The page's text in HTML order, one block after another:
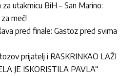
utakmicu BiH – San Marino:
meč!
pred finale: Gastoz pred svima
prijatelj i RASKRINKAO LAŽI
JE ISKORISTILA PAVLA“